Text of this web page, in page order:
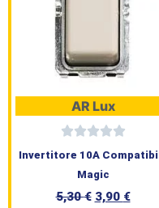
AR Lux
Invertitore 10A
Magic
5,30€ 3,90 €